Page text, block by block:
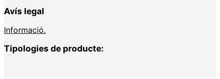
Avís legal
Informació.
Tipologies de producte: